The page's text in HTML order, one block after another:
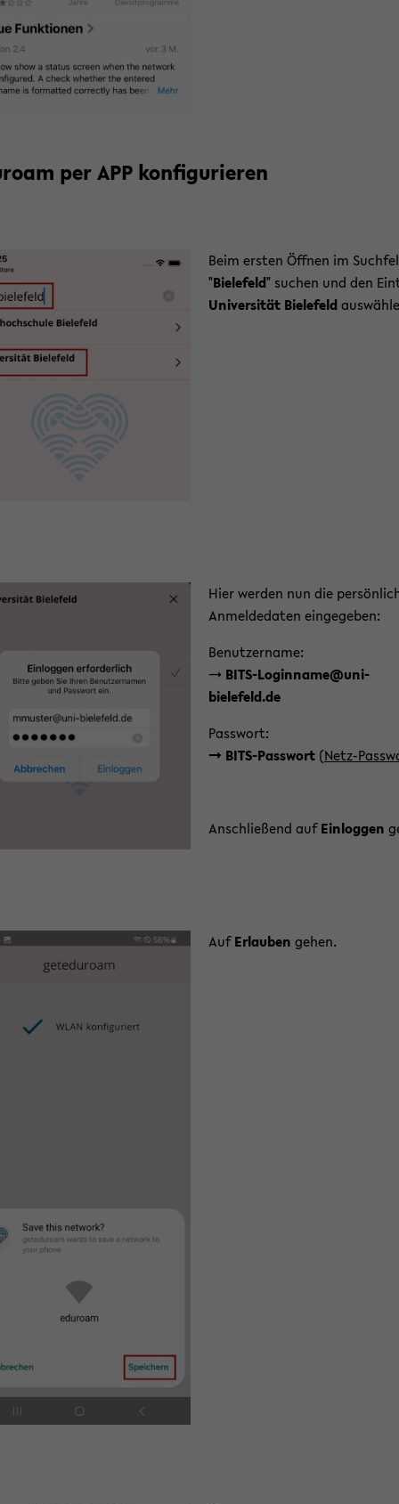
per APP kon­fi­gu­rie­ren
Beim ers­ten Öff­nen im
"Bie­le­feld" su­chen und den
Uni­ver­si­tät Bie­le­feld
Hier wer­den nun die
An­mel­de­da­ten ein­ge­ge­ben:
Be­nut­zer­na­me:
-> BITS-​Loginname@uni-​
bielefeld.de
Pass­wort:
-> BITS-​Passwort (Netz-​
An­schlie­ßend aufEin­log­gen
AufEr­lau­ben gehen.